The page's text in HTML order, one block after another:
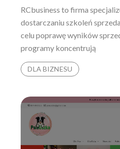
RCbusiness to firma
dostarczaniu szkoleń
celu poprawę wyników
programy koncentrują
DLA BIZNESU